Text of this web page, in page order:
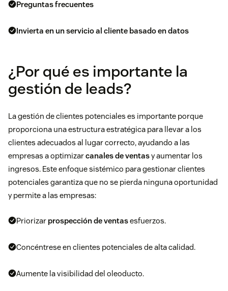
Preguntas frecuentes
Invierta en un servicio al cliente basado en datos
¿Por qué es importante la
gestión de leads?
La gestión de clientes potenciales es importante porque
proporciona una estructura estratégica para llevar a los
clientes adecuados al lugar correcto, ayudando a las
empresas a optimizarcanales de ventasy aumentar los
ingresos. Este enfoque sistémico para gestionar clientes
potenciales garantiza que no se pierda ninguna oportunidad
y permite a las empresas:
Priorizar prospección de ventasesfuerzos.
Concéntrese en clientes potenciales de alta calidad.
Aumente la visibilidad del oleoducto.